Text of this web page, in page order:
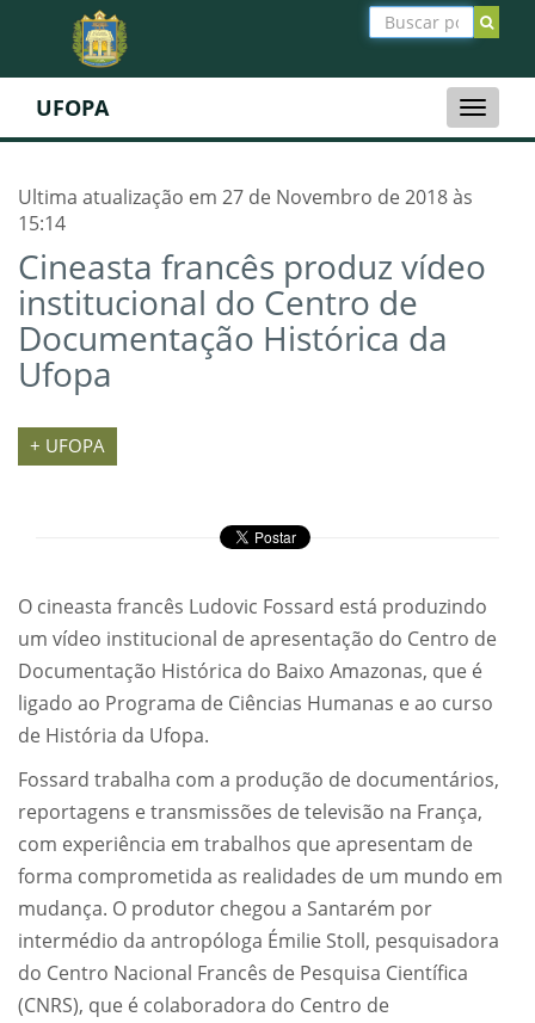
Toggle
UFOPA
Ultima atualização em 27 de Novembro de 2018 às
15:14
Cineasta francês produz vídeo
institucional do Centro de
Documentação Histórica da
Ufopa
+ UFOPA
O cineasta francês Ludovic Fossard está produzindo
um vídeo institucional de apresentação do Centro de
Documentação Histórica do Baixo Amazonas, que é
ligado ao Programa de Ciências Humanas e ao curso
de História da Ufopa.
Fossard trabalha com a produção de documentários,
reportagens e transmissões de televisão na França,
com experiência em trabalhos que apresentam de
forma comprometida as realidades de um mundo em
mudança. O produtor chegou a Santarém por
intermédio da antropóloga Émilie Stoll, pesquisadora
do Centro Nacional Francês de Pesquisa Científica
(CNRS), que é colaboradora do Centro de